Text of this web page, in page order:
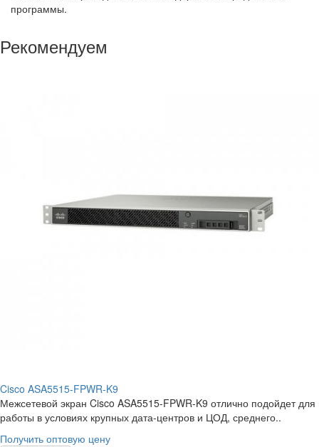
программы.
Рекомендуем
Cisco ASA5515-FPWR-K9
Межсетевой экран Cisco ASA5515-FPWR-K9 отлично подойдет для
работы в условиях крупных дата-центров и ЦОД, среднего..
Получить оптовую цену